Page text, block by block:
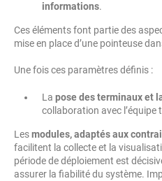
informations.
Ces éléments font partie des
mise en place d’une pointeuse
Une fois ces paramètres définis :
La pose des terminaux et
collaboration avec l’équipe
Lesmodules, adaptés aux
facilitent la collecte et la
période de déploiement est
assurer la fiabilité du système.